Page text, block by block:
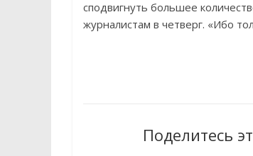
сподвигнуть большее
журналистам в четверг. «Ибо
Поделитесь